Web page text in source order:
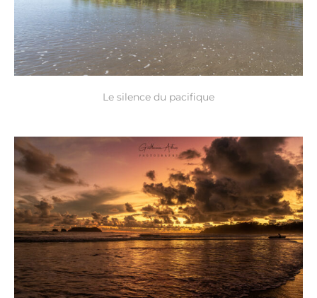
Le silence du pacifique